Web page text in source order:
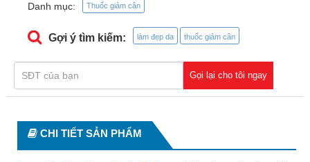
khuẩn
Tai,
Hô
hấp
Chống
viêm,
Danh mục: Thuốc giảm cân
Gợi ý tìm kiếm: làm đẹp da thuốc giảm cân
Gọi lại cho tôi ngay
CHI TIẾT SẢN PHẨM